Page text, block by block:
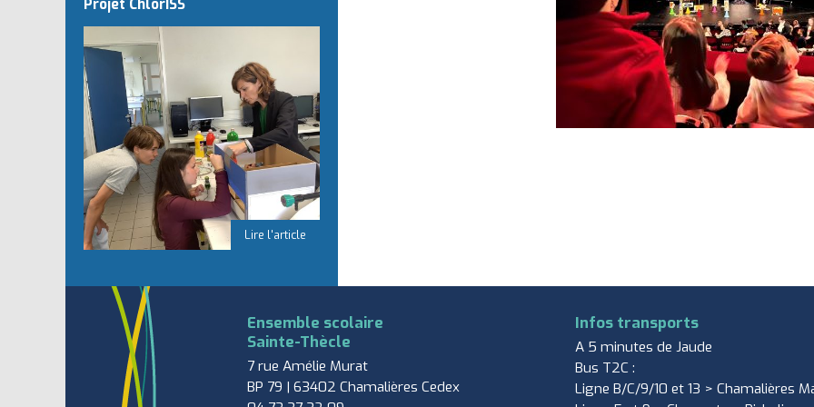
Projet ChlorISS
Ensemble scolaire
Sainte-Thècle
7 rue Amélie Murat
BP 79 | 63402 Chamalières Cedex
Infos transports
A 5 minutes de Jaude
Bus T2C :
Ligne B/C/9/10 et 13 > Chamalières